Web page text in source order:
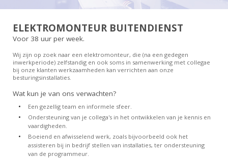
ELEKTROMONTEUR BUITENDIENST
Voor 38 uur per week.
Wij zijn op zoek naar een elektromonteur, die (na een gedegen
inwerkperiode) zelfstandig en ook soms in samenwerking met collegae
bij onze klanten werkzaamheden kan verrichten aan onze
besturingsinstallaties.
Wat kun je van ons verwachten?
Een gezellig team en informele sfeer.
Ondersteuning van je collega's in het ontwikkelen van je kennis en
vaardigheden.
Boeiend en afwisselend werk, zoals bijvoorbeeld ook het
assisteren bij in bedrijf stellen van installaties, ter ondersteuning
van de programmeur.